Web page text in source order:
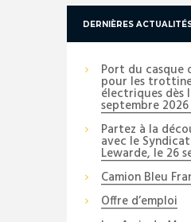
DERNIÈRES
Port du
pour les
électriques dès
septembre 2026
Partez à la
avec le
Lewarde, le 26
Camion Bleu
Offre d’emploi